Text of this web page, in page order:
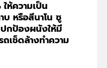
ห้ความเป็น
หรือสีนาโน ซู
ปกป้องผนังให้มี
เช็ดล้างทำความ